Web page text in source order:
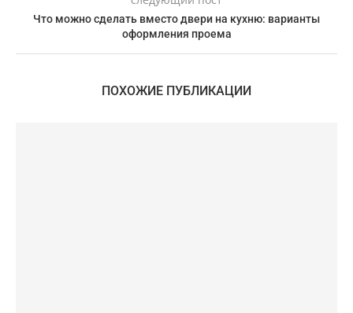
Что можно сделать вместо двери на кухню: варианты
оформления проема
ПОХОЖИЕ ПУБЛИКАЦИИ